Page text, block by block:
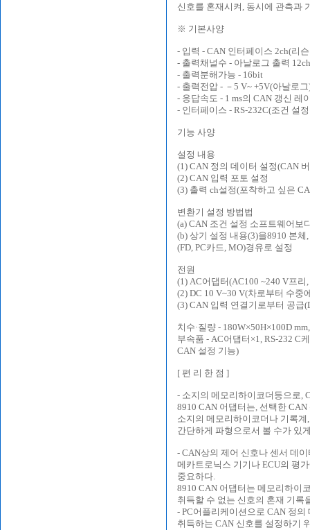
신호를 혼재시켜, 동시에 관측과
※ 기본사양
- 입력 - CAN 인터페이스 2ch(리
- 출력채널수 - 아날로그 출력
- 출력분해가능 - 16bit
- 출력전압 - －5 V~ +5V(아날로
- 응답속도 - 1 ms의 CAN 갱신 레
- 인터페이스 - RS-232C(조건 설
기능 사양
설정 내용
(1) CAN 정의 데이터 설정(CAN
(2) CAN 입력 포토 설정
(3) 출력 ch설정(포착하고 싶은
변환기 설정 방법법
(a) CAN 조건 설정 소프트웨어보
(b) 상기 설정 내용(3)을8910 본
(FD, PC카드, MO)경유로 설정
전원
(1) AC어댑터(AC100 ~240 V프리
(2) DC 10 V~30 V(차로부터 수중
(3) CAN 입력 연결기로부터 공급
치수·질량 - 180W×50H×100D
부속품 - AC어댑터×1, RS-232 C
CAN 설정 기능)
[ 편 리 한 점 ]
- 소지의 메모리하이코더등으로,
8910 CAN 어댑터는, 선택한
소지의 메모리하이코더나 기록
간단하게 파형으로서 볼 수가 있
- CAN상의 제어 신호나 센서 데
메카트로닉스 기기나 ECU의 평
중요하다.
8910 CAN 어댑터는 메모리하이
취득할 수 없는 신호의 혼재 기록
- PC어플리케이션으로 CAN 정
취득하는 CAN 신호를 설정하기